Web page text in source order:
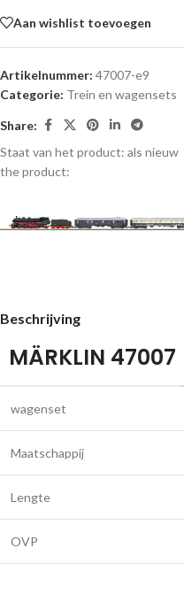
Aan wishlist toevoegen
Artikelnummer: 47007-e9
Categorie: Trein en wagensets
Share:
Staat van het product: als nieuw
the product:
Beschrijving
MÄRKLIN 47007
wagenset
Maatschappij
Lengte
OVP